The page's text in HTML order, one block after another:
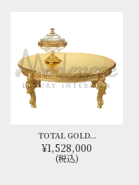
TOTAL GOLD...
¥1,528,000
(税込)